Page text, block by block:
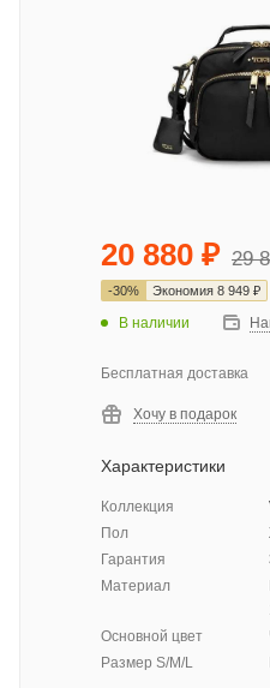
20 880 ₽ 29
-30% Экономия 8 949 ₽
В наличии
Бесплатная доставка
Хочу в подарок
Характеристики
Коллекция
Пол
Гарантия
Материал
Основной цвет
Размер S/M/L